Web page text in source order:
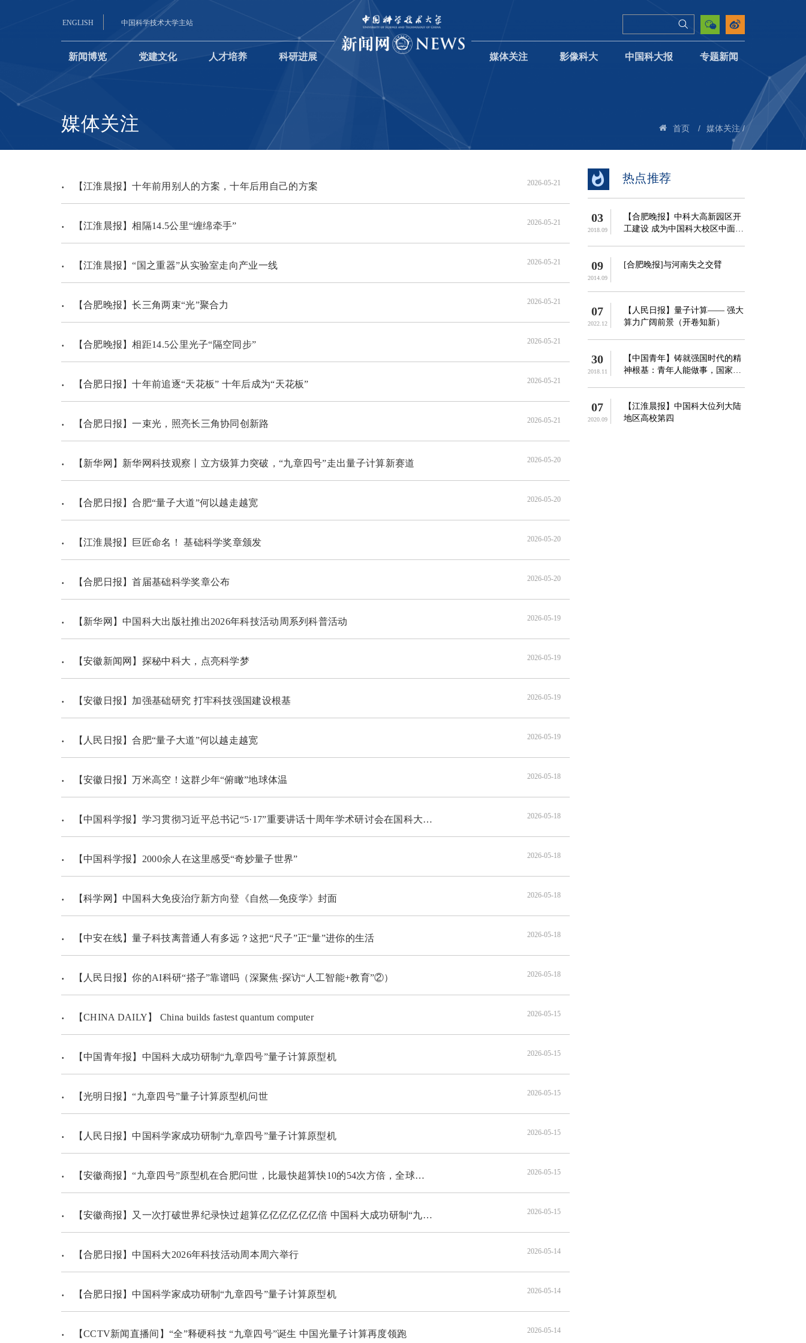
ENGLISH 中国科学技术大学主站
新闻博览 党建文化 人才培养 科研进展 媒体关注 影像科大 中国科大报 专题新闻
媒体关注 首页 / 媒体关注 /
【江淮晨报】十年前用别人的方案，十年后用自己的方案 2026-05-21
【江淮晨报】相隔14.5公里“缠绵牵手” 2026-05-21
【江淮晨报】“国之重器”从实验室走向产业一线 2026-05-21
【合肥晚报】长三角两束“光”聚合力 2026-05-21
【合肥晚报】相距14.5公里光子“隔空同步” 2026-05-21
【合肥日报】十年前追逐“天花板” 十年后成为“天花板” 2026-05-21
【合肥日报】一束光，照亮长三角协同创新路 2026-05-21
【新华网】新华网科技观察丨立方级算力突破，“九章四号”走出量子计算新赛道 2026-05-20
【合肥日报】合肥“量子大道”何以越走越宽 2026-05-20
【江淮晨报】巨匠命名！ 基础科学奖章颁发 2026-05-20
【合肥日报】首届基础科学奖章公布 2026-05-20
【新华网】中国科大出版社推出2026年科技活动周系列科普活动 2026-05-19
【安徽新闻网】探秘中科大，点亮科学梦 2026-05-19
【安徽日报】加强基础研究 打牢科技强国建设根基 2026-05-19
【人民日报】合肥“量子大道”何以越走越宽 2026-05-19
【安徽日报】万米高空！这群少年“俯瞰”地球体温 2026-05-18
【中国科学报】学习贯彻习近平总书记“5·17”重要讲话十周年学术研讨会在国科大举办 2026-05-18
【中国科学报】2000余人在这里感受“奇妙量子世界” 2026-05-18
【科学网】中国科大免疫治疗新方向登《自然—免疫学》封面 2026-05-18
【中安在线】量子科技离普通人有多远？这把“尺子”正“量”进你的生活 2026-05-18
【人民日报】你的AI科研“搭子”靠谱吗（深聚焦·探访“人工智能+教育”②） 2026-05-18
【CHINA DAILY】 China builds fastest quantum computer 2026-05-15
【中国青年报】中国科大成功研制“九章四号”量子计算原型机 2026-05-15
【光明日报】“九章四号”量子计算原型机问世 2026-05-15
【人民日报】中国科学家成功研制“九章四号”量子计算原型机 2026-05-15
【安徽商报】“九章四号”原型机在合肥问世，比最快超算快10的54次方倍，全球最强 2026-05-15
【安徽商报】又一次打破世界纪录快过超算亿亿亿亿亿亿倍 中国科大成功研制“九章四号”量子计算原型机 2026-05-15
【合肥日报】中国科大2026年科技活动周本周六举行 2026-05-14
【合肥日报】中国科学家成功研制“九章四号”量子计算原型机 2026-05-14
【CCTV新闻直播间】“全”释硬科技 “九章四号”诞生 中国光量子计算再度领跑 2026-05-14
热点推荐
03
2018.09
【合肥晚报】中科大高新园区开
工建设 成为中国科大校区中面积
09
2014.09
[合肥晚报]与河南失之交臂
07
2022.12
【人民日报】量子计算—— 强大
算力广阔前景（开卷知新）
30
2018.11
【中国青年】铸就强国时代的精
神根基：青年人能做事，国家就
07
2020.09
【江淮晨报】中国科大位列大陆
地区高校第四